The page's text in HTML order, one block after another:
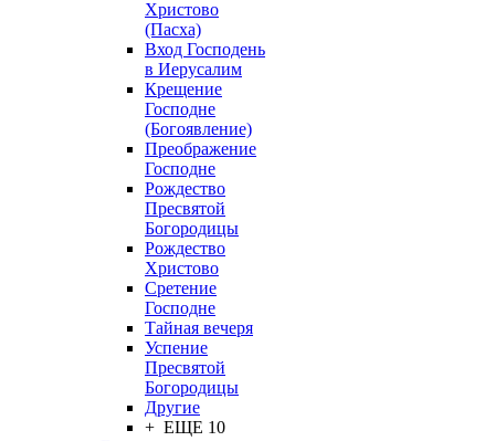
Христово
(Пасха)
Вход Господень
в Иерусалим
Крещение
Господне
(Богоявление)
Преображение
Господне
Рождество
Пресвятой
Богородицы
Рождество
Христово
Сретение
Господне
Тайная вечеря
Успение
Пресвятой
Богородицы
Другие
+ ЕЩЕ 10